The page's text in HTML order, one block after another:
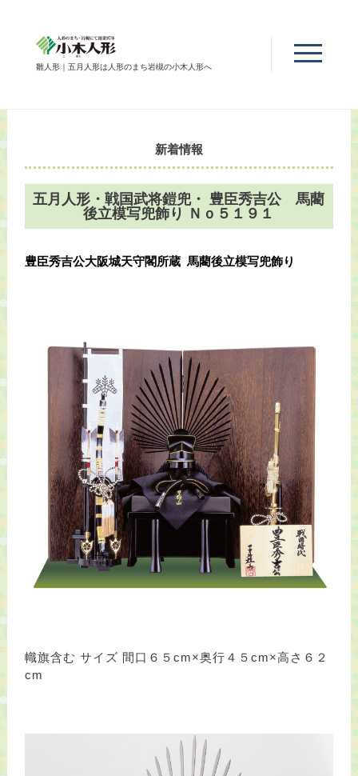
雛人形｜五月人形は人形のまち岩槻の小木人形へ
新着情報
五月人形・戦国武将鎧兜・ 豊臣秀吉公 馬藺
後立模写兜飾り Ｎｏ５１９１
豊臣秀吉公大阪城天守閣所蔵 馬藺後立模写兜飾り
幟旗含む サイズ 間口６５cm×奥行４５cm×高さ６２
cm